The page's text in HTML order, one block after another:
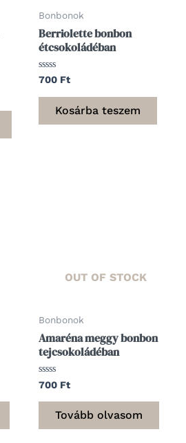
Bonbonok
Berriolette bonbon
étcsokoládéban
Értékelés:
/
700 Ft
Kosárba teszem
OUT OF STOCK
Bonbonok
Amaréna meggy bonbon
tejcsokoládéban
Értékelés:
/
700 Ft
Tovább olvasom